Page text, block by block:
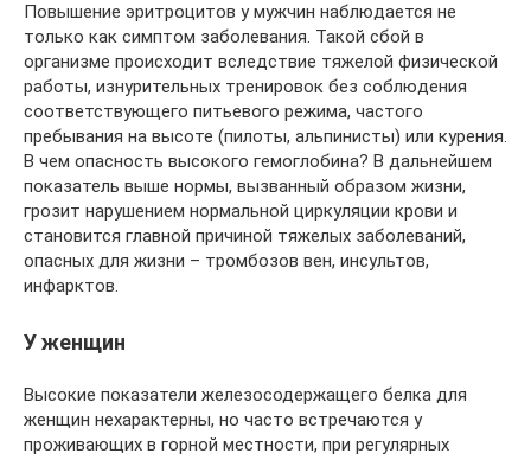
Повышение эритроцитов у мужчин наблюдается не
только как симптом заболевания. Такой сбой в
организме происходит вследствие тяжелой физической
работы, изнурительных тренировок без соблюдения
соответствующего питьевого режима, частого
пребывания на высоте (пилоты, альпинисты) или курения.
В чем опасность высокого гемоглобина? В дальнейшем
показатель выше нормы, вызванный образом жизни,
грозит нарушением нормальной циркуляции крови и
становится главной причиной тяжелых заболеваний,
опасных для жизни – тромбозов вен, инсультов,
инфарктов.
У женщин
Высокие показатели железосодержащего белка для
женщин нехарактерны, но часто встречаются у
проживающих в горной местности, при регулярных